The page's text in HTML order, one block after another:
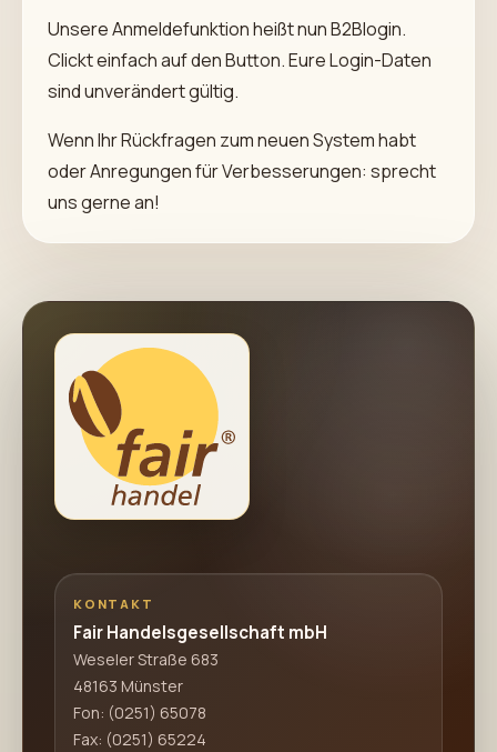
Unsere Anmeldefunktion heißt nun B2Blogin.
Clickt einfach auf den Button. Eure Login-Daten
sind unverändert gültig.
Wenn Ihr Rückfragen zum neuen System habt
oder Anregungen für Verbesserungen: sprecht
uns gerne an!
KONTAKT
Fair Handelsgesellschaft mbH
Weseler Straße 683
48163 Münster
Fon: (0251) 65078
Fax: (0251) 65224